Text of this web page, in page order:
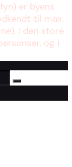
er byens
til max.
I den store
og i